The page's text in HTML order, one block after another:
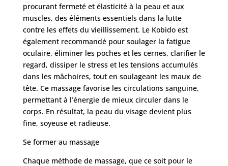
procurant fermeté et élasticité à la peau et aux
muscles, des éléments essentiels dans la lutte
contre les effets du vieillissement. Le Kobido est
également recommandé pour soulager la fatigue
oculaire, éliminer les poches et les cernes, clarifier le
regard, dissiper le stress et les tensions accumulés
dans les mâchoires, tout en soulageant les maux de
tête. Ce massage favorise les circulations sanguine,
permettant à l’énergie de mieux circuler dans le
corps. En résultat, la peau du visage devient plus
fine, soyeuse et radieuse.
Se former au massage
Chaque méthode de massage, que ce soit pour le